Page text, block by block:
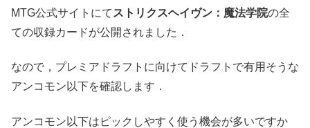
MTG公式サイトにて ストリクスヘイヴン：魔法学院の全
ての収録カードが公開されました．
なので，プレミアドラフトに向けてドラフトで有用そうな
アンコモン以下を確認します．
アンコモン以下はピックしやすく使う機会が多いですか